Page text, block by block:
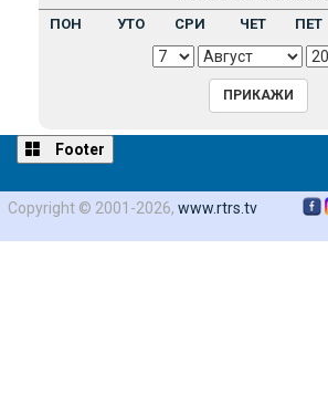
ПОН УТО СРИ ЧЕТ ПЕТ
Footer
Copyright © 2001-2026, www.rtrs.tv